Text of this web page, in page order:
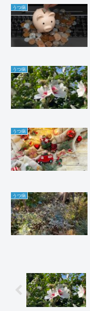
うつ病
うつ病
うつ病
うつ病